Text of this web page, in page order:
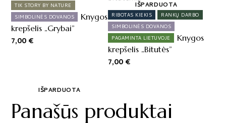
IŠPARDUOTA
TIK STORY BY NATURE
SIMBOLINĖS DOVANOS
Knygos
krepšelis „Grybai”
7,00€
IŠPARDUOTA
RIBOTAS KIEKIS
RANKŲ DARBO
SIMBOLINĖS DOVANOS
PAGAMINTA LIETUVOJE
Knygos
krepšelis „Bitutės”
7,00€
Panašūs produktai